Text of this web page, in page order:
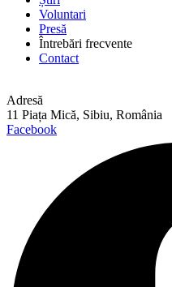
Voluntari
Presă
Întrebări frecvente
Contact
Adresă
11 Piața Mică, Sibiu, România
Facebook